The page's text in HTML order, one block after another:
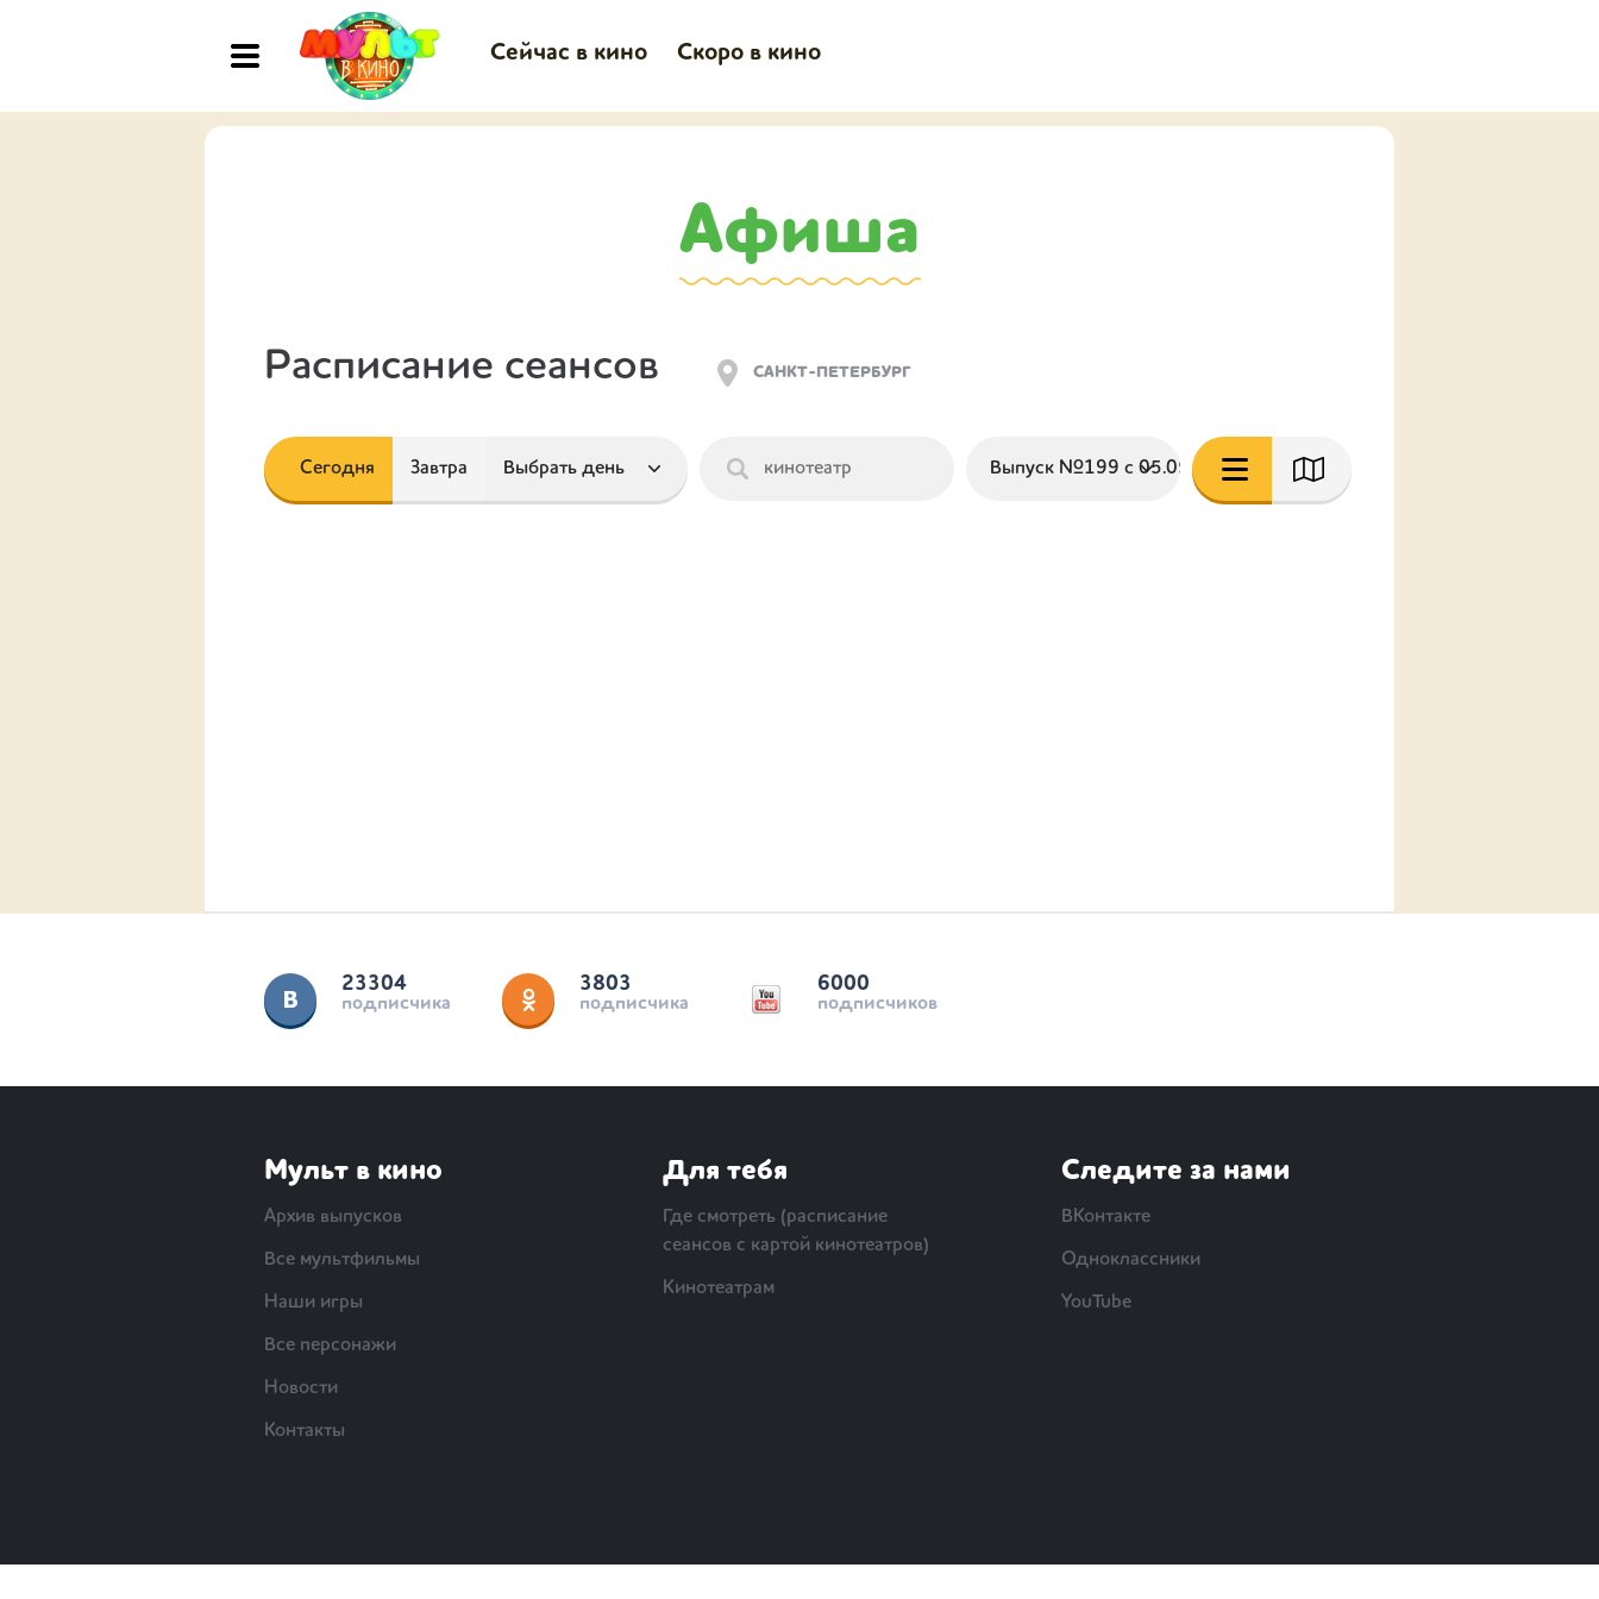
Сейчас в кино Скоро в кино
Афиша
Расписание сеансов
Сегодня Завтра
23304
подписчика
3803
подписчика
6000
подписчиков
Мульт в кино
Архив выпусков
Все мультфильмы
Наши игры
Все персонажи
Новости
Контакты
Для тебя
Где смотреть (расписание
сеансов с картой кинотеатров)
Кинотеатрам
Следите за нами
ВКонтакте
Одноклассники
YouTube